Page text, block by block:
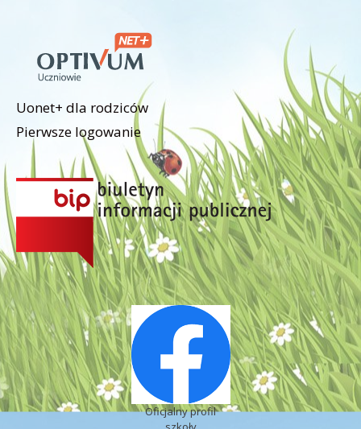
Uonet+ dla rodziców
Pierwsze logowanie
Oficjalny profil